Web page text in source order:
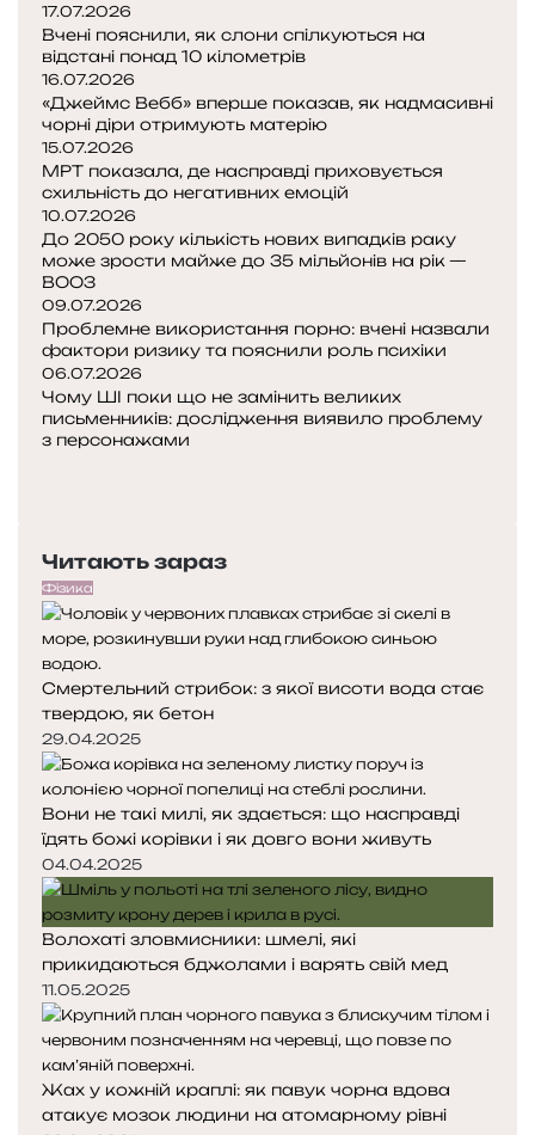
17.07.2026
Вчені пояснили, як слони спілкуються на
відстані понад 10 кілометрів
16.07.2026
«Джеймс Вебб» вперше показав, як надмасивні
чорні діри отримують матерію
15.07.2026
МРТ показала, де насправді приховується
схильність до негативних емоцій
10.07.2026
До 2050 року кількість нових випадків раку
може зрости майже до 35 мільйонів на рік —
ВООЗ
09.07.2026
Проблемне використання порно: вчені назвали
фактори ризику та пояснили роль психіки
06.07.2026
Чому ШІ поки що не замінить великих
письменників: дослідження виявило проблему
з персонажами
Читають зараз
Фізика
Смертельний стрибок: з якої висоти вода стає
твердою, як бетон
29.04.2025
Вони не такі милі, як здається: що насправді
їдять божі корівки і як довго вони живуть
04.04.2025
Волохаті зловмисники: шмелі, які
прикидаються бджолами і варять свій мед
11.05.2025
Жах у кожній краплі: як павук чорна вдова
атакує мозок людини на атомарному рівні